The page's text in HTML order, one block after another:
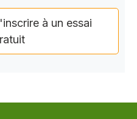
à un essai